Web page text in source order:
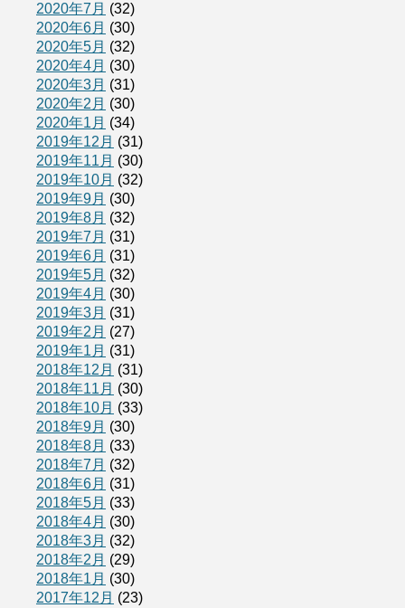
2020年7月 (32)
2020年6月 (30)
2020年5月 (32)
2020年4月 (30)
2020年3月 (31)
2020年2月 (30)
2020年1月 (34)
2019年12月 (31)
2019年11月 (30)
2019年10月 (32)
2019年9月 (30)
2019年8月 (32)
2019年7月 (31)
2019年6月 (31)
2019年5月 (32)
2019年4月 (30)
2019年3月 (31)
2019年2月 (27)
2019年1月 (31)
2018年12月 (31)
2018年11月 (30)
2018年10月 (33)
2018年9月 (30)
2018年8月 (33)
2018年7月 (32)
2018年6月 (31)
2018年5月 (33)
2018年4月 (30)
2018年3月 (32)
2018年2月 (29)
2018年1月 (30)
2017年12月 (23)